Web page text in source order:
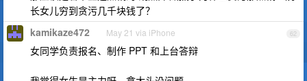
长女儿穷到贪污几千块钱了？
62
kamikaze472 May 21 via iPhone
女同学负责报名、制作 PPT 和上台答辩